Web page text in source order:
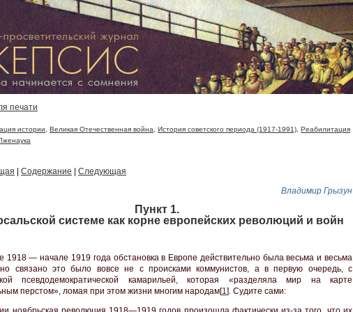
печати
истории Великая Отечественная война История советского периода (1917-1991) Реабилитация
Содержание
Следующая
Владимир Грызун
Пункт 1.
системе как корне европейских революций и войн
1918 — начале 1919 года обстановка в Европе действительно была весьма и весьма
но связано это было вовсе не с происками коммунистов, а в первую очередь, с
псевдодемократической камарильей, которая «разделяла мир на карте
перстом», ломая при этом жизни многим народам[1 ]. Судите сами: